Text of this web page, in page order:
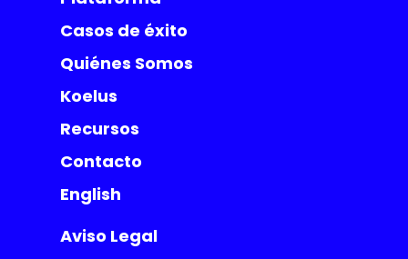
Casos de éxito
Quiénes Somos
Koelus
Recursos
Contacto
English
Aviso Legal